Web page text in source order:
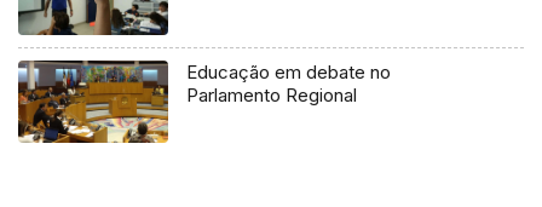
Educação em debate no
Parlamento Regional